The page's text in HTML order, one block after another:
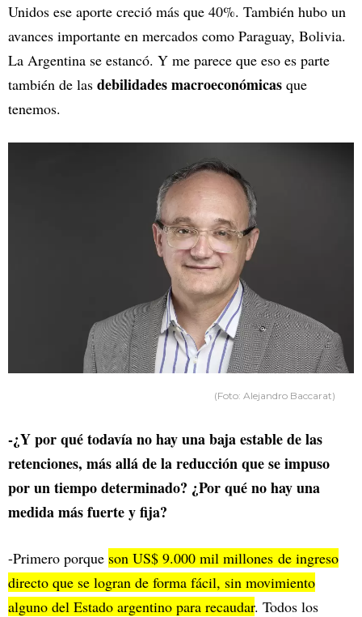
Unidos ese aporte creció más que 40%. También hubo un
avances importante en mercados como Paraguay, Bolivia.
La Argentina se estancó. Y me parece que eso es parte
también de las debilidades macroeconómicas que
tenemos.
(Foto: Alejandro Baccarat)
-¿Y por qué todavía no hay una baja estable de las
retenciones, más allá de la reducción que se impuso
por un tiempo determinado? ¿Por qué no hay una
medida más fuerte y fija?
-Primero porque son US$ 9.000 mil millones de ingreso
directo que se logran de forma fácil, sin movimiento
alguno del Estado argentino para recaudar. Todos los